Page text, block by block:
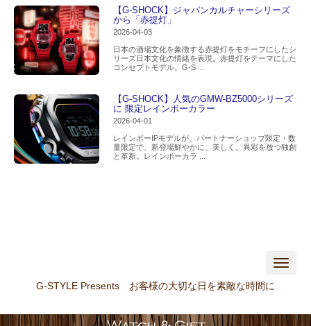
【G-SHOCK】ジャパンカルチャーシリーズ
から「赤提灯」
2026-04-03
日本の酒場文化を象徴する赤提灯をモチーフにしたシ
リーズ日本文化の情緒を表現。赤提灯をテーマにした
コンセプトモデル。G-S ...
【G-SHOCK】人気のGMW-BZ5000シリーズ
に 限定レインボーカラー
2026-04-01
レインボーIPモデルが、パートナーショップ限定・数
量限定で、新登場鮮やかに、美しく。異彩を放つ独創
と革新。レインボーカラ ...
N
G-STYLE Presents お客様の大切な日を素敵な時間に